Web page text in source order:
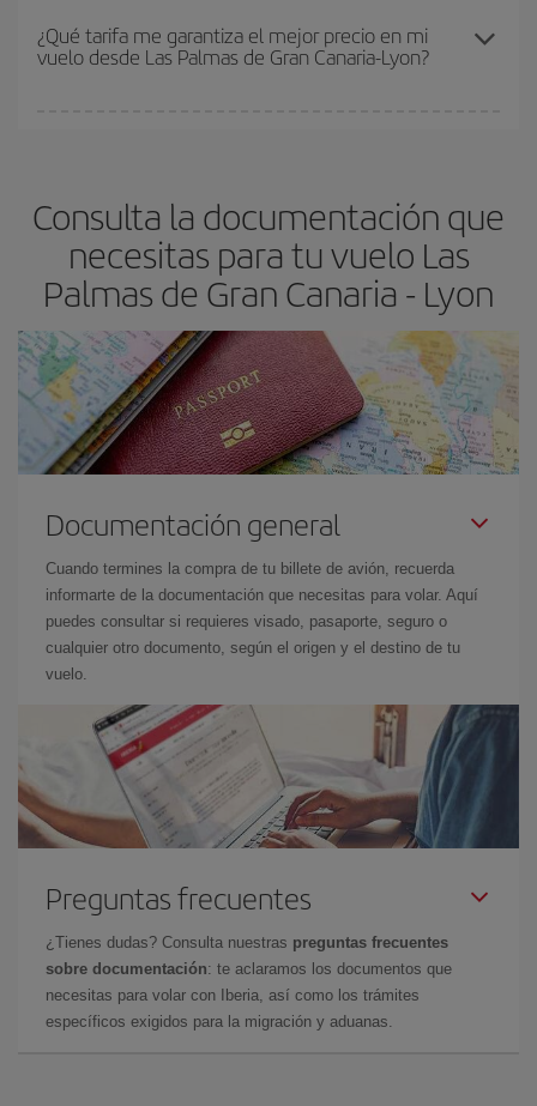
Los precios dependen de las plazas que queden libres en el vuelo
y de que las tarifas más baratas (turista) estén disponibles o se
¿Qué tarifa me garantiza el mejor precio en mi
vuelo desde Las Palmas de Gran Canaria-Lyon?
Consulta la documentación que
necesitas para tu vuelo Las
Palmas de Gran Canaria - Lyon
Documentación general
Cuando termines la compra de tu billete de avión, recuerda
informarte de la documentación que necesitas para volar. Aquí
puedes consultar si requieres visado, pasaporte, seguro o
cualquier otro documento, según el origen y el destino de tu
vuelo.
Preguntas frecuentes
¿Tienes dudas? Consulta nuestras preguntas frecuentes
sobre documentación: te aclaramos los documentos que
necesitas para volar con Iberia, así como los trámites
específicos exigidos para la migración y aduanas.